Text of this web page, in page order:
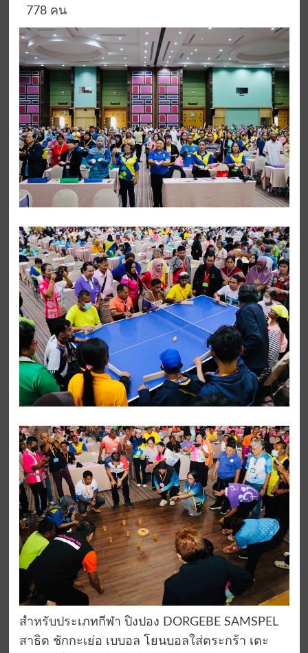
778 คน
สำหรับประเภทกีฬา ปิงปอง DORGEBE SAMSPEL
สาธิต ชักกะเย่อ เบบอล โยนบอลใส่ตระกร้า เตะ